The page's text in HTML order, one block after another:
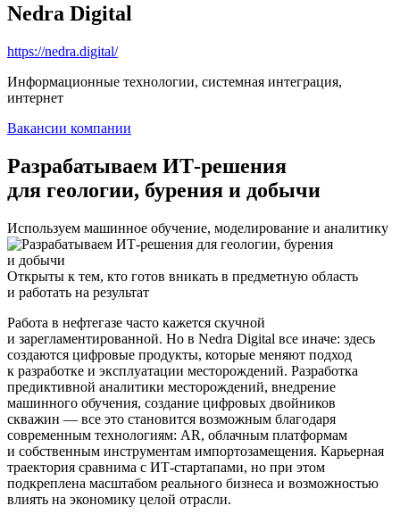
Nedra Digital
https://nedra.digital/
Информационные технологии, системная интеграция,
интернет
Вакансии компании
Разрабатываем ИТ-решения
для геологии, бурения и добычи
Используем машинное обучение, моделирование и аналитику
Открыты к тем, кто готов вникать в предметную область
и работать на результат
Работа в нефтегазе часто кажется скучной
и зарегламентированной. Но в Nedra Digital все иначе: здесь
создаются цифровые продукты, которые меняют подход
к разработке и эксплуатации месторождений. Разработка
предиктивной аналитики месторождений, внедрение
машинного обучения, создание цифровых двойников
скважин — все это становится возможным благодаря
современным технологиям: AR, облачным платформам
и собственным инструментам импортозамещения. Карьерная
траектория сравнима с ИТ-стартапами, но при этом
подкреплена масштабом реального бизнеса и возможностью
влиять на экономику целой отрасли.